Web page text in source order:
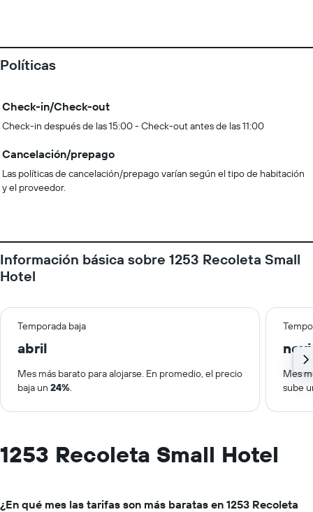
Políticas
Check-in/Check-out
Check-in después de las 15:00 - Check-out antes de las 11:00
Cancelación/prepago
Las políticas de cancelación/prepago varían según el tipo de habitación
y el proveedor.
Información básica sobre 1253 Recoleta Small
Hotel
Temporada baja
abril
Mes más barato para alojarse. En promedio, el precio
baja un 24%.
Mes
sube
1253 Recoleta Small Hotel
¿En qué mes las tarifas son más baratas en 1253 Recoleta